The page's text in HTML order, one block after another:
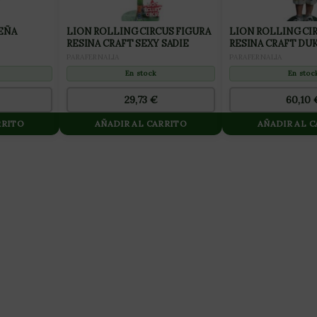
LION ROLLING CIRCUS FIGURA
RESINA CRAFT SEXY SADIE
En stock
29,73 €
AÑADIR AL CARRITO
LION ROLLING
RESINA CRAFT
En
60,10
AÑADIR AL